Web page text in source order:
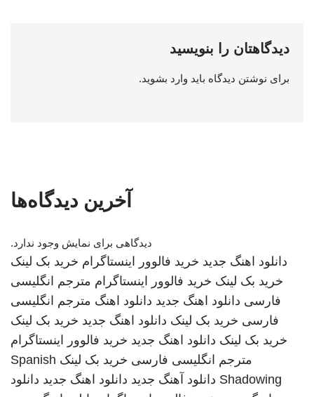
دیدگاهتان را بنویسید
برای نوشتن دیدگاه باید وارد بشوید.
آخرین دیدگاه‌ها
دیدگاهی برای نمایش وجود ندارد.
دانلود اهنگ جدید خرید فالوور اینستاگرام خرید بک لینک
خرید بک لینک خرید فالوور اینستاگرام مترجم انگلیسی
فارسی دانلود اهنگ جدید دانلود اهنگ مترجم انگلیسی
فارسی خرید بک لینک دانلود اهنگ جدید خرید بک لینک
خرید بک لینک دانلود اهنگ جدید خرید فالوور اینستاگرام
مترجم انگلیسی فارسی خرید بک لینک Spanish
Shadowing دانلود آهنگ جدید دانلود اهنگ جدید دانلود